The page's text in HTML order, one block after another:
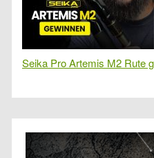
Seika Pro Artemis M2 Rute